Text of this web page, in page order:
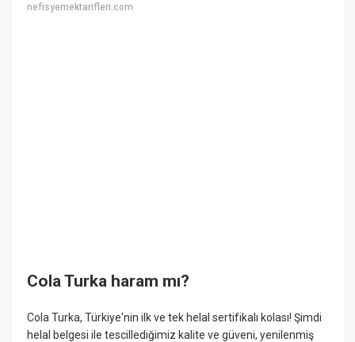
nefisyemektarifleri.com
Cola Turka haram mı?
Cola Turka, Türkiye'nin ilk ve tek helal sertifikalı kolası! Şimdi
helal belgesi ile tescillediğimiz kalite ve güveni, yenilenmiş